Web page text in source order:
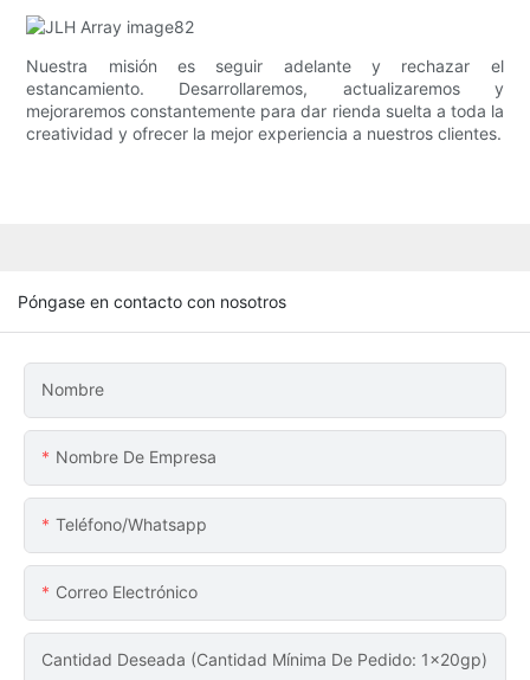
Nuestra misión es seguir adelante y rechazar el
estancamiento. Desarrollaremos, actualizaremos y
mejoraremos constantemente para dar rienda suelta a toda la
creatividad y ofrecer la mejor experiencia a nuestros clientes.
Póngase en contacto con nosotros
Nombre
Nombre De Empresa
Teléfono/whatsapp
Correo Electrónico
Cantidad Deseada (Cantidad Mínima De Pedido: 1x20gp)